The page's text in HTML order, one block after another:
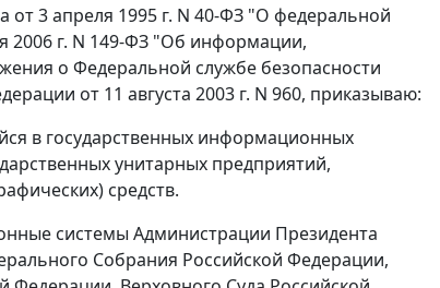
от 3 апреля 1995 г. N 40-ФЗ "О федеральной
2006 г. N 149-ФЗ "Об информации,
о Федеральной службе безопасности
от 11 августа 2003 г. N 960, приказываю:
в государственных информационных
унитарных предприятий,
средств.
системы Администрации Президента
Собрания Российской Федерации,